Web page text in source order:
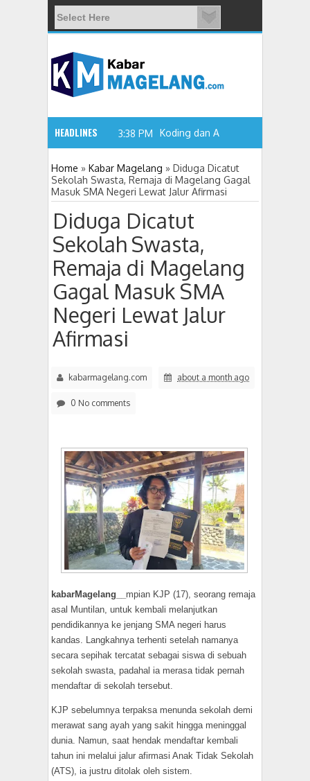
HEADLINES
3:38 PM Koding dan AI Perlu Dikenalkan
Home » Kabar Magelang » Diduga Dicatut
Sekolah Swasta, Remaja di Magelang Gagal
Masuk SMA Negeri Lewat Jalur Afirmasi
Diduga Dicatut
Sekolah Swasta,
Remaja di Magelang
Gagal Masuk SMA
Negeri Lewat Jalur
Afirmasi
kabarmagelang.com about a month ago
0 No comments
kabarMagelang__ mpian KJP (17), seorang remaja
asal Muntilan, untuk kembali melanjutkan
pendidikannya ke jenjang SMA negeri harus
kandas. Langkahnya terhenti setelah namanya
secara sepihak tercatat sebagai siswa di sebuah
sekolah swasta, padahal ia merasa tidak pernah
mendaftar di sekolah tersebut.
​KJP sebelumnya terpaksa menunda sekolah demi
merawat sang ayah yang sakit hingga meninggal
dunia. Namun, saat hendak mendaftar kembali
tahun ini melalui jalur afirmasi Anak Tidak Sekolah
(ATS), ia justru ditolak oleh sistem.